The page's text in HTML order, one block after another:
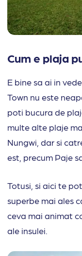
Cum e plaja
E bine sa ai in
Town nu este
poti bucura de
multe alte plaje
Nungwi, dar si
est, precum Paje
Totusi, si aici te
superbe mai ales
ceva mai animat
ale insulei.